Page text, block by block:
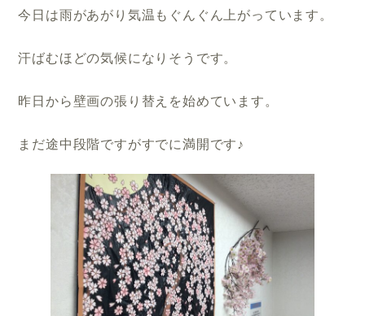
今日は雨があがり気温もぐんぐん上がっています。
汗ばむほどの気候になりそうです。
昨日から壁画の張り替えを始めています。
まだ途中段階ですがすでに満開です♪